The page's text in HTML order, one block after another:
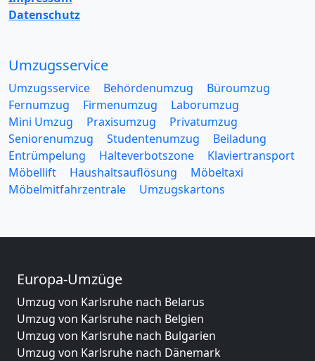
Datenschutz
Umzugsservice
Umzugsservice Behördenumzug
Büroumzug
Fernumzug
Firmenumzug
Laborumzug
Mini Umzug
Praxisumzug
Privatumzug
Seniorenumzug
Studentenumzug
Beiladung
Entrümpelung
Halteverbotszone
Klaviertransport
Möbellift
Haushaltsauflösung
Möbeltaxi
Möbelmitfahrzentrale
Umzugskartons
Europa-Umzüge
Umzug von Karlsruhe nach Belarus
Umzug von Karlsruhe nach Belgien
Umzug von Karlsruhe nach Bulgarien
Umzug von Karlsruhe nach Dänemark